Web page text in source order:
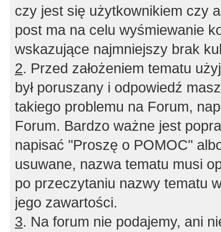
czy jest się użytkownikiem czy
post ma na celu wyśmiewanie
wskazujące najmniejszy brak
2. Przed założeniem tematu
był poruszany i odpowiedź
takiego problemu na Forum,
Forum. Bardzo ważne jest
napisać "Proszę o POMOC"
usuwane, nazwa tematu musi
po przeczytaniu nazwy tematu
jego zawartości.
3. Na forum nie podajemy, ani